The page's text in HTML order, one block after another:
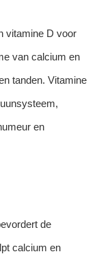
vitamine D voor
van calcium en
tanden. Vitamine
en
de
calcium en